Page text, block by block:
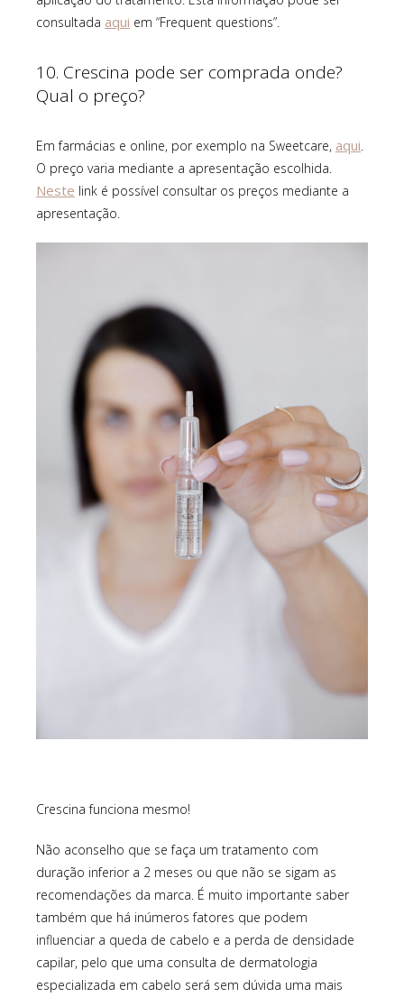
consultada aqui em “Frequent questions”.
10. Crescina pode ser comprada onde?
Qual o preço?
Em farmácias e online, por exemplo na Sweetcare, aqui
O preço varia mediante a apresentação escolhida.
Neste link é possível consultar os preços mediante a
apresentação.
Crescina funciona mesmo!
Não aconselho que se faça um tratamento com
duração inferior a 2 meses ou que não se sigam as
recomendações da marca. É muito importante saber
também que há inúmeros fatores que podem
influenciar a queda de cabelo e a perda de densidade
capilar, pelo que uma consulta de dermatologia
especializada em cabelo será sem dúvida uma mais